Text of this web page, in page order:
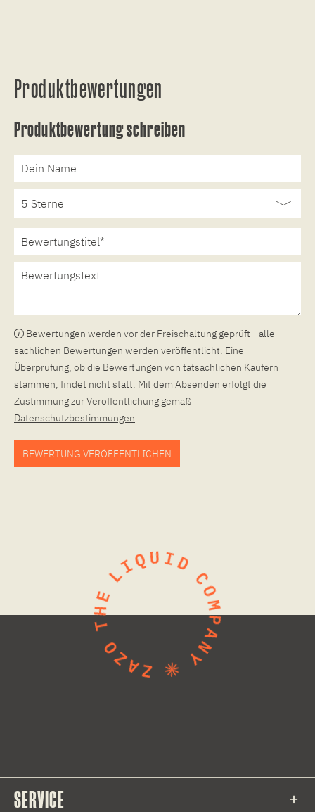
Produktbewertungen
Produktbewertung schreiben
Bewertungen werden vor der Freischaltung geprüft - alle
sachlichen Bewertungen werden veröffentlicht. Eine
Überprüfung, ob die Bewertungen von tatsächlichen Käufern
stammen, findet nicht statt. Mit dem Absenden erfolgt die
Zustimmung zur Veröffentlichung gemäß
Datenschutzbestimmungen.
BEWERTUNG VERÖFFENTLICHEN
SERVICE